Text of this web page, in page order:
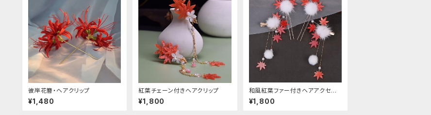
彼岸花簪・ヘアクリップ
¥1,480
紅葉チェーン付きヘアクリップ
¥1,800
和風紅葉ファー付きヘアアクセサ
リー
¥1,800